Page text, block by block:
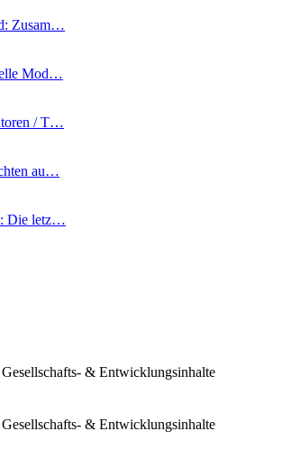
Zusam…
Mod…
/ T…
au…
Die letz…
& Entwicklungsinhalte
& Entwicklungsinhalte